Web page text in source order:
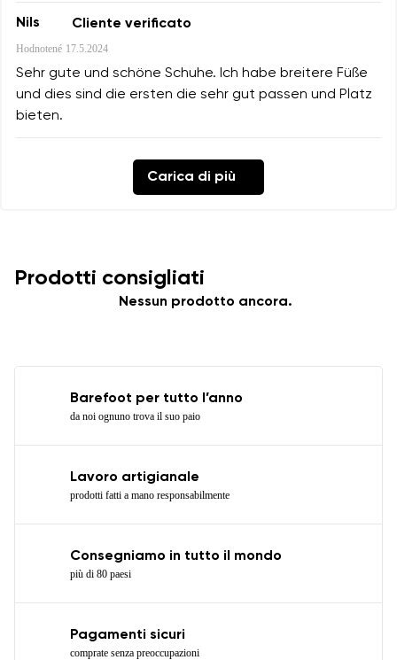
Nils Cliente verificato
Hodnotené 17.5.2024
Sehr gute und schöne Schuhe. Ich habe breitere Füße
und dies sind die ersten die sehr gut passen und Platz
bieten.
Carica di più
Prodotti consigliati
Nessun prodotto ancora.
Barefoot per tutto l’anno
da noi ognuno trova il suo paio
Lavoro artigianale
prodotti fatti a mano responsabilmente
Consegniamo in tutto il mondo
più di 80 paesi
Pagamenti sicuri
comprate senza preoccupazioni